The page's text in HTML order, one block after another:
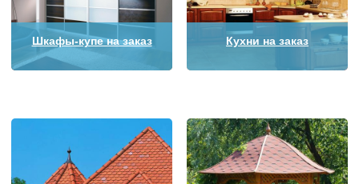
Шкафы-купе на заказ Кухни на заказ